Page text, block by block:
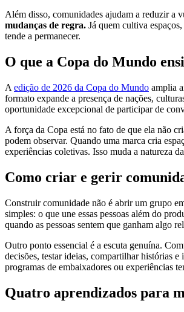
Além disso, comunidades ajudam a reduzir a
mudanças de regra. Já quem cultiva
tende a permanecer.
O que a Copa do Mundo
A edição de 2026 da Copa do Mundo amplia
formato expande a presença de nações,
oportunidade excepcional de participar de
A força da Copa está no fato de que ela não
podem observar. Quando uma marca cria
experiências coletivas. Isso muda a natureza
Como criar e gerir
Construir comunidade não é abrir um grupo
simples: o que une essas pessoas além do
quando as pessoas sentem que ganham algo
Outro ponto essencial é a escuta genuína.
decisões, testar ideias, compartilhar histórias
programas de embaixadores ou experiências
Quatro aprendizados para